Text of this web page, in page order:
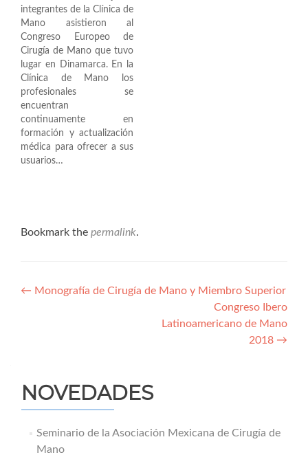
integrantes de la Clínica de
Mano asistieron al
Congreso Europeo de
Cirugía de Mano que tuvo
lugar en Dinamarca. En la
Clínica de Mano los
profesionales se
encuentran
continuamente en
formación y actualización
médica para ofrecer a sus
usuarios…
Bookmark the permalink.
Navegación
← Monografía de Cirugía de Mano y Miembro Superior
Congreso Ibero
Latinoamericano de Mano
2018 →
NOVEDADES
Seminario de la Asociación Mexicana de Cirugía de
Mano